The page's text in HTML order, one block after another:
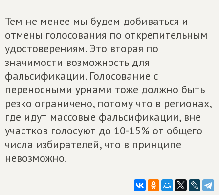
Тем не менее мы будем добиваться и
отмены голосования по открепительным
удостоверениям. Это вторая по
значимости возможность для
фальсификации. Голосование с
переносными урнами тоже должно быть
резко ограничено, потому что в регионах,
где идут массовые фальсификации, вне
участков голосуют до 10-15% от общего
числа избирателей, что в принципе
невозможно.